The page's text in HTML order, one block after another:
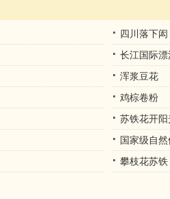
四川落下闳
长江国际
浑浆豆花
鸡棕卷粉
苏铁花开
国家级自
攀枝花苏铁